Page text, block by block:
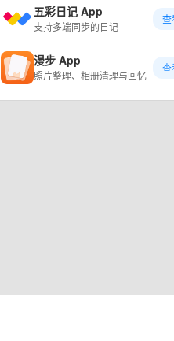
五彩日记 App
支持多端同步的日记
查
漫步 App
照片整理、相册清理与回忆
查